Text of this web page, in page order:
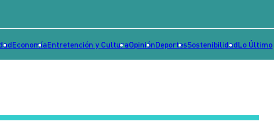
EconomíaEntretención y CulturaOpiniónDeportesSostenibilidadLo Último